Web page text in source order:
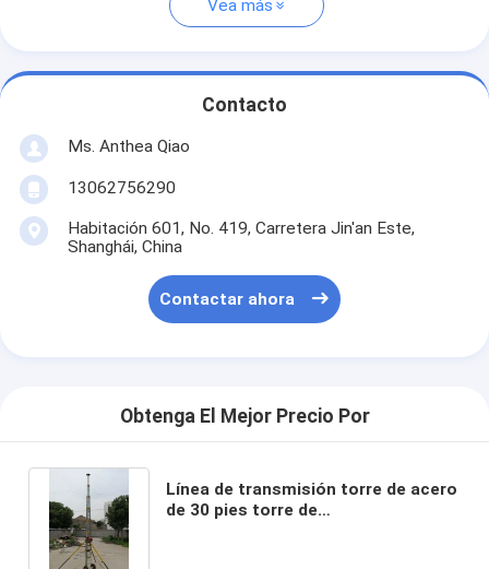
Vea más
Contacto
Ms. Anthea Qiao
13062756290
Habitación 601, No. 419, Carretera Jin'an Este,
Shanghái, China
Contactar ahora
Obtenga El Mejor Precio Por
Línea de transmisión torre de acero
de 30 pies torre de